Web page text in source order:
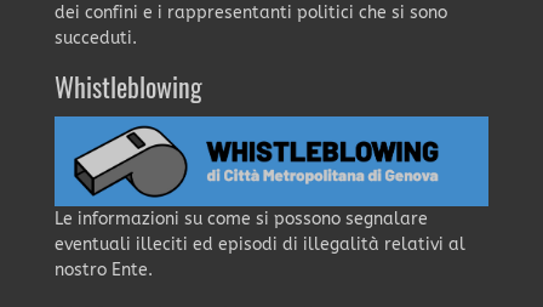
dei confini e i rappresentanti politici che si sono
succeduti.
Whistleblowing
Le informazioni su come si possono segnalare
eventuali illeciti ed episodi di illegalità relativi al
nostro Ente.